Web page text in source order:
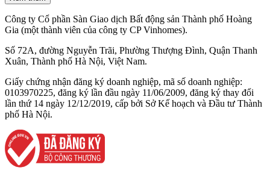
Công ty Cổ phần Sàn Giao dịch Bất động sản Thành phố Hoàng
Gia (một thành viên của công ty CP Vinhomes).
Số 72A, đường Nguyễn Trãi, Phường Thượng Đình, Quận Thanh
Xuân, Thành phố Hà Nội, Việt Nam.
Giấy chứng nhận đăng ký doanh nghiệp, mã số doanh nghiệp:
0103970225, đăng ký lần đầu ngày 11/06/2009, đăng ký thay đổi
lần thứ 14 ngày 12/12/2019, cấp bởi Sở Kế hoạch và Đầu tư Thành
phố Hà Nội.